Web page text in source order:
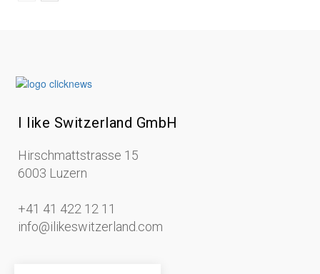
I like Switzerland GmbH
Hirschmattstrasse 15
6003 Luzern
+41 41 422 12 11
info@ilikeswitzerland.com